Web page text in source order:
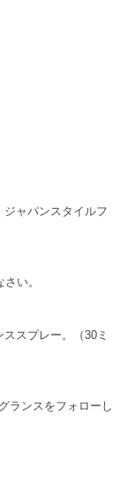
ャパンスタイルフ
い。
スプレー。（30ミ
ランスをフォローし